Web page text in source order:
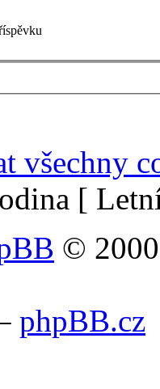
všechny
[
©
phpBB.cz